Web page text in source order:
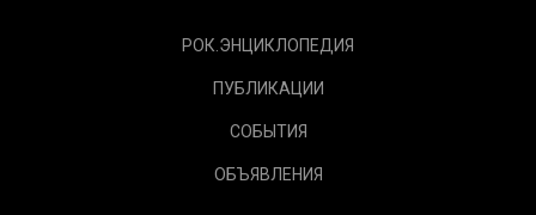
РОК.ЭНЦИКЛОПЕДИЯ
ПУБЛИКАЦИИ
СОБЫТИЯ
ОБЪЯВЛЕНИЯ